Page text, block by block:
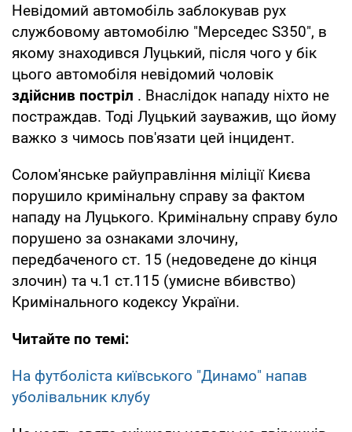
Невідомий автомобіль заблокував рух
службовому автомобілю "Мерседес S350", в
якому знаходився Луцький, після чого у бік
цього автомобіля невідомий чоловік
здійснив постріл . Внаслідок нападу ніхто не
постраждав. Тоді Луцький зауважив, що йому
важко з чимось пов'язати цей інцидент.
Солом'янське райуправління міліції Києва
порушило кримінальну справу за фактом
нападу на Луцького. Кримінальну справу було
порушено за ознаками злочину,
передбаченого ст. 15 (недоведене до кінця
злочин) та ч.1 ст.115 (умисне вбивство)
Кримінального кодексу України.
Читайте по темі:
На футболіста київського "Динамо" напав
уболівальник клубу